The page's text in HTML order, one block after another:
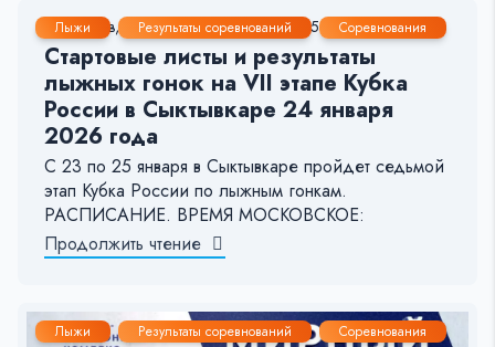
Лыжи Результаты соревнований Соревнования
24 Янв, 2026 1-2 мин. 425 7
Стартовые листы и результаты
лыжных гонок на VII этапе Кубка
России в Сыктывкаре 24 января
2026 года
С 23 по 25 января в Сыктывкаре пройдет седьмой
этап Кубка России по лыжным гонкам.
РАСПИСАНИЕ. ВРЕМЯ МОСКОВСКОЕ:
Продолжить чтение
Лыжи Результаты соревнований Соревнования